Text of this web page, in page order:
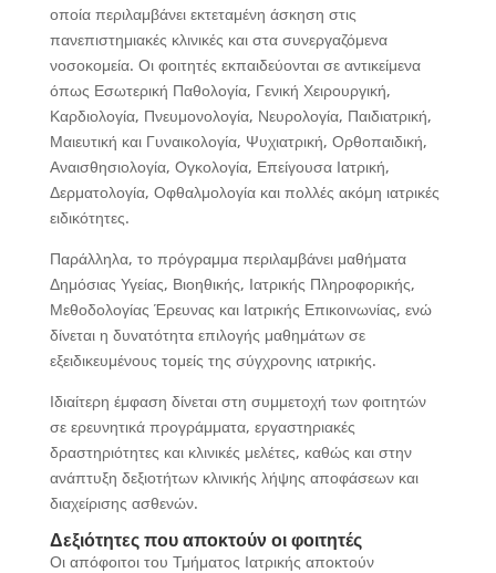
οποία περιλαμβάνει εκτεταμένη άσκηση στις
πανεπιστημιακές κλινικές και στα συνεργαζόμενα
νοσοκομεία. Οι φοιτητές εκπαιδεύονται σε αντικείμενα
όπως Εσωτερική Παθολογία, Γενική Χειρουργική,
Καρδιολογία, Πνευμονολογία, Νευρολογία, Παιδιατρική,
Μαιευτική και Γυναικολογία, Ψυχιατρική, Ορθοπαιδική,
Αναισθησιολογία, Ογκολογία, Επείγουσα Ιατρική,
Δερματολογία, Οφθαλμολογία και πολλές ακόμη ιατρικές
ειδικότητες.
Παράλληλα, το πρόγραμμα περιλαμβάνει μαθήματα
Δημόσιας Υγείας, Βιοηθικής, Ιατρικής Πληροφορικής,
Μεθοδολογίας Έρευνας και Ιατρικής Επικοινωνίας, ενώ
δίνεται η δυνατότητα επιλογής μαθημάτων σε
εξειδικευμένους τομείς της σύγχρονης ιατρικής.
Ιδιαίτερη έμφαση δίνεται στη συμμετοχή των φοιτητών
σε ερευνητικά προγράμματα, εργαστηριακές
δραστηριότητες και κλινικές μελέτες, καθώς και στην
ανάπτυξη δεξιοτήτων κλινικής λήψης αποφάσεων και
διαχείρισης ασθενών.
Δεξιότητες που αποκτούν οι φοιτητές
Οι απόφοιτοι του Τμήματος Ιατρικής αποκτούν